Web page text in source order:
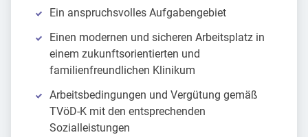
Ein anspruchsvolles Aufgabengebiet
Einen modernen und sicheren Arbeitsplatz in
einem zukunftsorientierten und
familienfreundlichen Klinikum
Arbeitsbedingungen und Vergütung gemäß
TVöD-K mit den entsprechenden
Sozialleistungen